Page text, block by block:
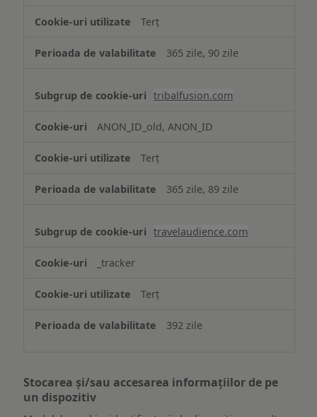
Terț
365 zile, 90 zile
tribalfusion.com
ANON_ID_old, ANON_ID
Terț
365 zile, 89 zile
travelaudience.com
_tracker
Terț
392 zile
Stocarea și/sau accesarea informațiilor de pe
un dispozitiv